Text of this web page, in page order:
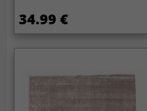
34.99 €